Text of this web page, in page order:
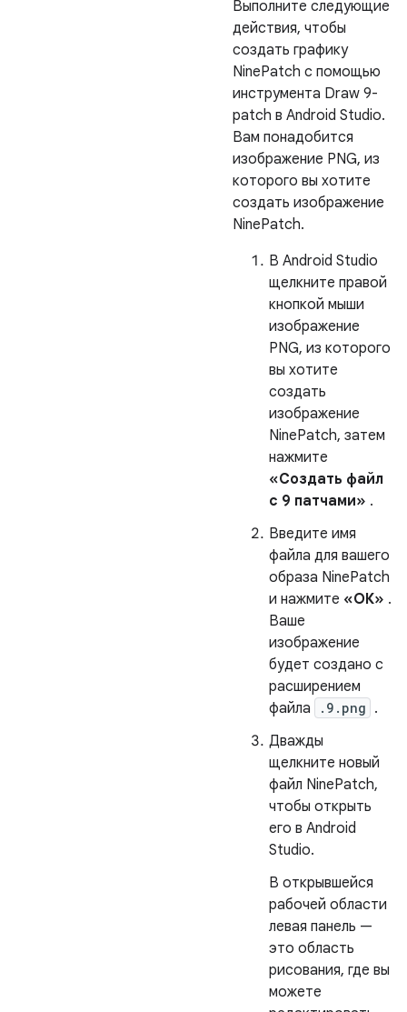
Выполните следующие
действия, чтобы
создать графику
NinePatch с помощью
инструмента Draw 9-
patch в Android Studio.
Вам понадобится
изображение PNG, из
которого вы хотите
создать изображение
NinePatch.
В Android Studio
щелкните правой
кнопкой мыши
изображение
PNG, из которого
вы хотите
создать
изображение
NinePatch, затем
нажмите
«Создать файл
с 9 патчами» .
Введите имя
файла для вашего
образа NinePatch
и нажмите «ОК» .
Ваше
изображение
будет создано с
расширением
файла
.9.png .
Дважды
щелкните новый
файл NinePatch,
чтобы открыть
его в Android
Studio.
В открывшейся
рабочей области
левая панель —
это область
рисования, где вы
можете